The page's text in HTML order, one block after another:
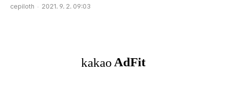
cepiloth 2021. 9. 2. 09:03